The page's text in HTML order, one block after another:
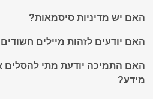
האם יש מדיניות סיסמאות?
האם יודעים לזהות מיילים
האם התמיכה יודעת מתי להסלים
מידע?